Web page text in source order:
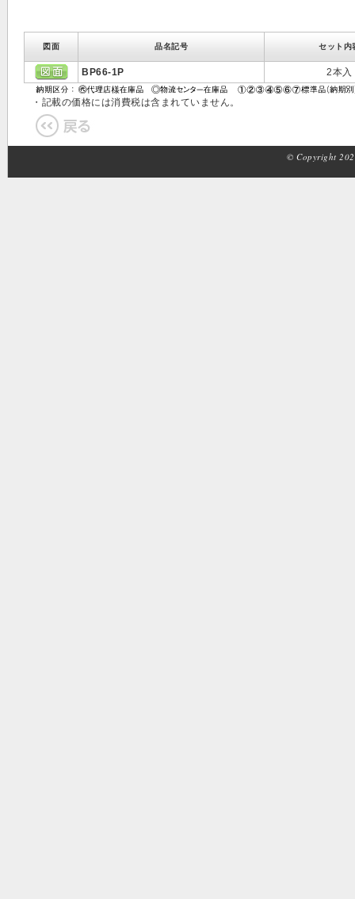
図面 品名記号 セット内
BP66-1P 2本入
・記載の価格には消費税は含まれていません。
© Copyright